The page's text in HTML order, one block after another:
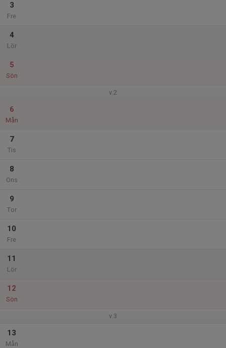
3
Fre
4
Lör
5
Sön
v.2
6
Mån
7
Tis
8
Ons
9
Tor
10
Fre
11
Lör
12
Sön
v.3
13
Mån